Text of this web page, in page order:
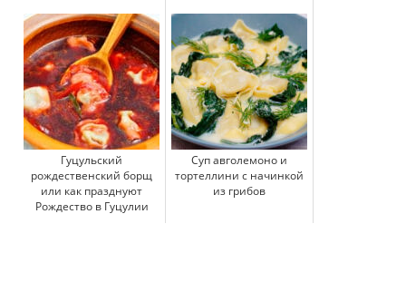
Гуцульский
рождественский борщ
или как празднуют
Рождество в Гуцулии
Суп авголемоно и
тортеллини с начинкой
из грибов